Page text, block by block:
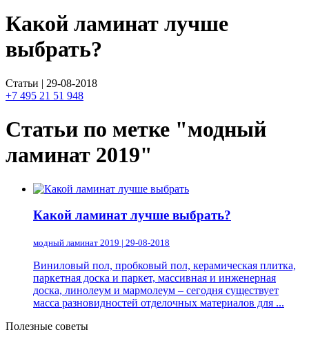
Какой ламинат лучше
выбрать?
Статьи | 29-08-2018
+7 495 21 51 948
Статьи по метке "модный
ламинат 2019"
Какой ламинат лучше выбрать?
модный ламинат 2019 | 29-08-2018
Виниловый пол, пробковый пол, керамическая плитка,
паркетная доска и паркет, массивная и инженерная
доска, линолеум и мармолеум – сегодня существует
масса разновидностей отделочных материалов для ...
Полезные советы